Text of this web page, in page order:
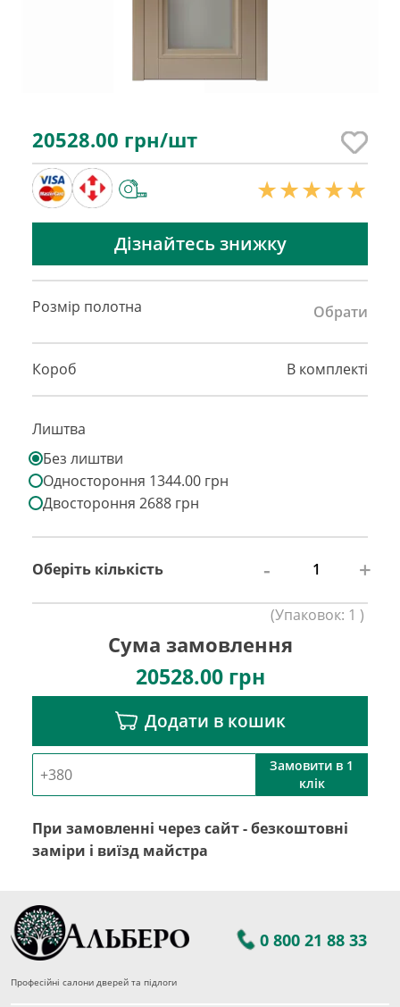
20528.00 грн/шт
Дізнайтесь знижку
Розмір полотна Обрати
Короб В комплекті
Лиштва
Без лиштви
Одностороння 1344.00 грн
Двостороння 2688 грн
Оберіть кількість - +
(Упаковок: 1 )
Сума замовлення
20528.00грн
Додати в кошик
Замовити в 1
клік
При замовленні через сайт - безкоштовні
заміри і виїзд майстра
0 800 21 88 33
Професійні салони дверей та підлоги